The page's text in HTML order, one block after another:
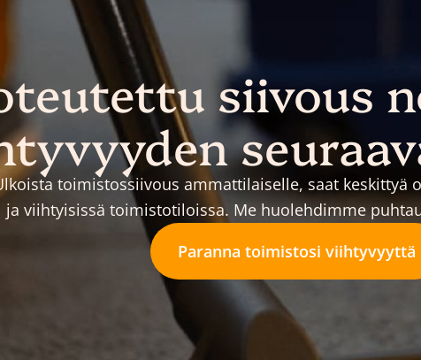
siivous
toimistossiivous ammattilaiselle, saat keskittyä
ja viihtyisissä toimistotiloissa. Me huolehdimme
Paranna toimistosi viihtyvyyttä